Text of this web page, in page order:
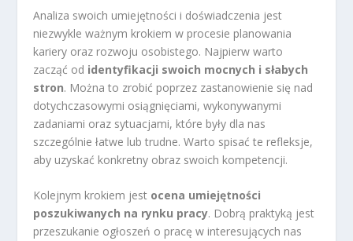
Analiza swoich umiejętności i doświadczenia jest
niezwykle ważnym krokiem w procesie planowania
kariery oraz rozwoju osobistego. Najpierw warto
zacząć od identyfikacji swoich mocnych i słabych
stron. Można to zrobić poprzez zastanowienie się nad
dotychczasowymi osiągnięciami, wykonywanymi
zadaniami oraz sytuacjami, które były dla nas
szczególnie łatwe lub trudne. Warto spisać te refleksje,
aby uzyskać konkretny obraz swoich kompetencji.
Kolejnym krokiem jest ocena umiejętności
poszukiwanych na rynku pracy. Dobrą praktyką jest
przeszukanie ogłoszeń o pracę w interesujących nas